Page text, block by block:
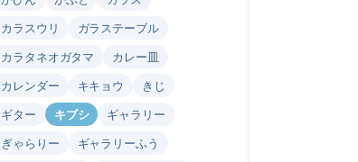
カラスウリ
ガラステーブル
カラタネオガタマ
カレー皿
カレンダー
キキョウ
きじ
ギター
キブシ
ギャラリー
ぎゃらりー
ギャラリーふう